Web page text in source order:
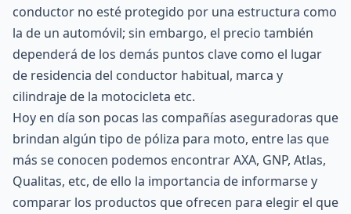
conductor no esté protegido por una estructura como
la de un automóvil; sin embargo, el precio también
dependerá de los demás puntos clave como el lugar
de residencia del conductor habitual, marca y
cilindraje de la motocicleta etc.
Hoy en día son pocas las compañías aseguradoras que
brindan algún tipo de póliza para moto, entre las que
más se conocen podemos encontrar AXA, GNP, Atlas,
Qualitas, etc, de ello la importancia de informarse y
comparar los productos que ofrecen para elegir el que